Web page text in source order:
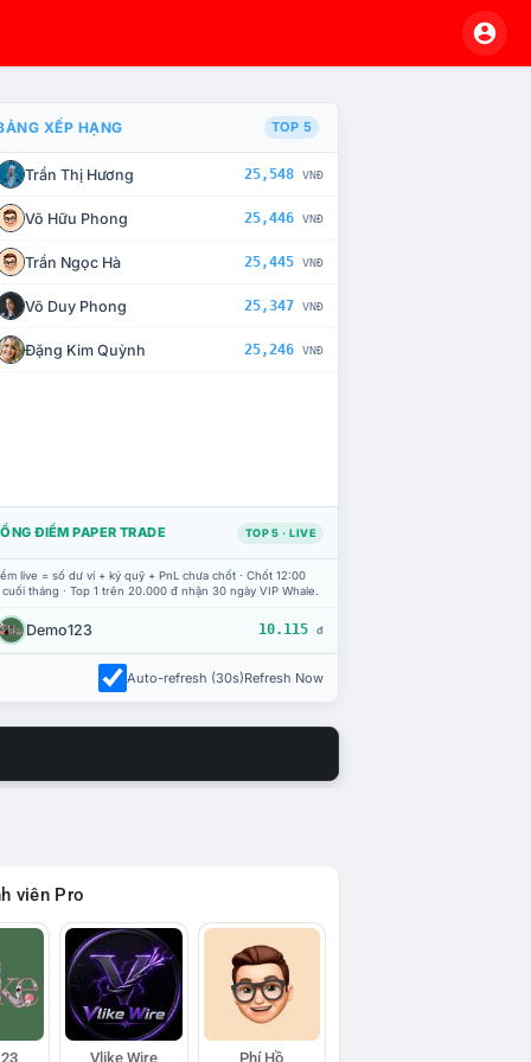
CHẾ TÀI XỬ LÝ VI PHẠM
XẾP HẠNG TOP 5
Trần Thị Hương 25,548 VNĐ
Võ Hữu Phong 25,446 VNĐ
Trần Ngọc Hà 25,445 VNĐ
Võ Duy Phong 25,347 VNĐ
Đặng Kim Quỳnh 25,246 VNĐ
ĐIỂM PAPER TRADE TOP 5 · LIVE
live = số dư ví + ký quỹ + PnL chưa chốt · Chốt 12:00
tháng · Top 1 trên 20.000 đ nhận 30 ngày VIP Whale.
Demo123 10.115 đ
Auto-refresh (30s)Refresh Now
viên Pro
Vlike Wire Phí Hồ